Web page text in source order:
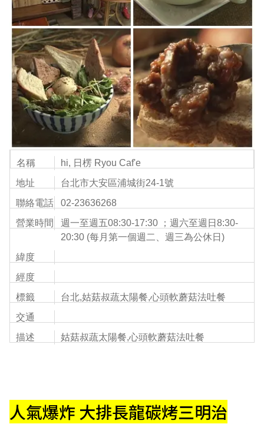
名稱
hi, 日楞 Ryou Caf'e
地址
台北市大安區浦城街24-1號
聯絡電話
02-23636268
營業時間
週一至週五08:30-17:30 ；週六至週日8:30-
20:30 (每月第一個週二、週三為公休日)
緯度
經度
標籤
台北,姑菇叔蔬太陽餐,心頭軟蘑菇法吐餐
交通
描述
姑菇叔蔬太陽餐,心頭軟蘑菇法吐餐
人氣爆炸 大排長龍碳烤三明治